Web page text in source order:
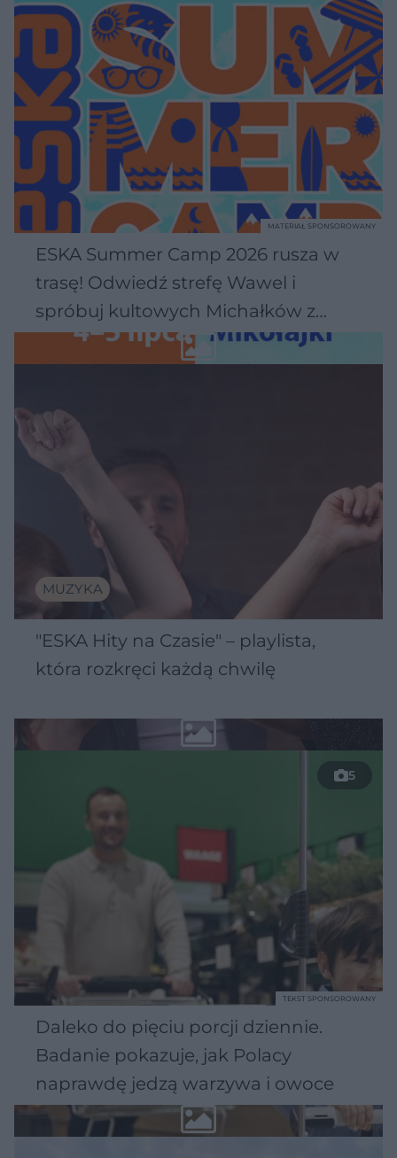
ESKA Summer Camp 2026 rusza w
trasę! Odwiedź strefę Wawel i
spróbuj kultowych Michałków z
Wawelu
MATERIAŁ SPONSOROWANY
MUZYKA
"ESKA Hity na Czasie" – playlista,
która rozkręci każdą chwilę
5
Daleko do pięciu porcji dziennie.
Badanie pokazuje, jak Polacy
naprawdę jedzą warzywa i owoce
TEKST SPONSOROWANY